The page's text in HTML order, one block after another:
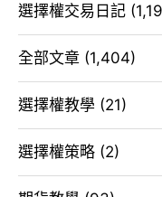
選擇權交易日記
全部文章 (1,404)
選擇權教學 (21)
選擇權策略 (2)